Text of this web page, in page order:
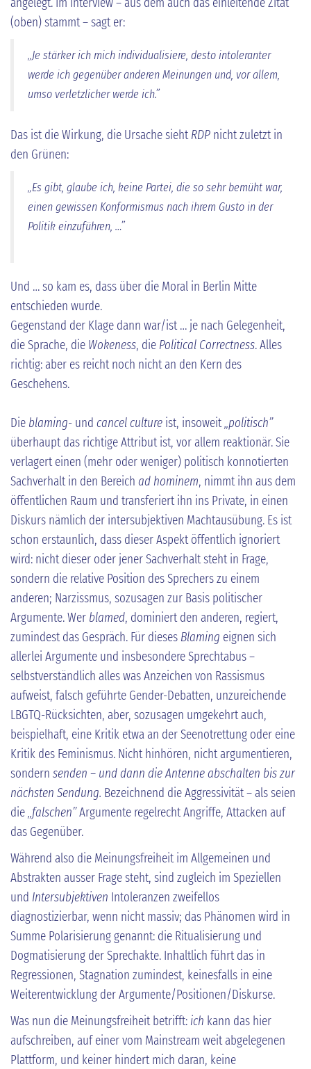
(oben) stammt – sagt er:
„Je stärker ich mich individualisiere, desto intoleranter
werde ich gegenüber anderen Meinungen und, vor allem,
umso verletzlicher werde ich.”
Das ist die Wirkung, die Ursache siehtRDP nicht zuletzt in
den Grünen:
„Es gibt, glaube ich, keine Partei, die so sehr bemüht war,
einen gewissen Konformismus nach ihrem Gusto in der
Politik einzuführen, …”
Und … so kam es, dass über die Moral in Berlin Mitte
entschieden wurde.
Gegenstand der Klage dann war/ist … je nach Gelegenheit,
die Sprache, die Wokeness, die Political Correctness. Alles
richtig: aber es reicht noch nicht an den Kern des
Geschehens.
Die blaming- und cancel culture ist, insoweit„politisch”
überhaupt das richtige Attribut ist, vor allem reaktionär. Sie
verlagert einen (mehr oder weniger) politisch konnotierten
Sachverhalt in den Bereich ad hominem, nimmt ihn aus dem
öffentlichen Raum und transferiert ihn ins Private, in einen
Diskurs nämlich der intersubjektiven Machtausübung. Es ist
schon erstaunlich, dass dieser Aspekt öffentlich ignoriert
wird: nicht dieser oder jener Sachverhalt steht in Frage,
sondern die relative Position des Sprechers zu einem
anderen; Narzissmus, sozusagen zur Basis politischer
Argumente. Wer blamed, dominiert den anderen, regiert,
zumindest das Gespräch. Für dieses Blaming eignen sich
allerlei Argumente und insbesondere Sprechtabus –
selbstverständlich alles was Anzeichen von Rassismus
aufweist, falsch geführte Gender-Debatten, unzureichende
LBGTQ-Rücksichten, aber, sozusagen umgekehrt auch,
beispielhaft, eine Kritik etwa an der Seenotrettung oder eine
Kritik des Feminismus. Nicht hinhören, nicht argumentieren,
sondern senden – und dann die Antenne abschalten bis zur
nächsten Sendung. Bezeichnend die Aggressivität – als seien
die„falschen”Argumente regelrecht Angriffe, Attacken auf
das Gegenüber.
Während also die Meinungsfreiheit im Allgemeinen und
Abstrakten ausser Frage steht, sind zugleich im Speziellen
und Intersubjektiven Intoleranzen zweifellos
diagnostizierbar, wenn nicht massiv; das Phänomen wird in
Summe Polarisierung genannt: die Ritualisierung und
Dogmatisierung der Sprechakte. Inhaltlich führt das in
Regressionen, Stagnation zumindest, keinesfalls in eine
Weiterentwicklung der Argumente/Positionen/Diskurse.
Was nun die Meinungsfreiheit betrifft: ich kann das hier
aufschreiben, auf einer vom Mainstream weit abgelegenen
Plattform, und keiner hindert mich daran, keine